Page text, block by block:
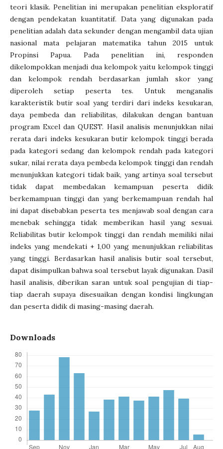
teori klasik. Penelitian ini merupakan penelitian eksploratif
dengan pendekatan kuantitatif. Data yang digunakan pada
penelitian adalah data sekunder dengan mengambil data ujian
nasional mata pelajaran matematika tahun 2015 untuk
Propinsi Papua. Pada penelitian ini, responden
dikelompokkan menjadi dua kelompok yaitu kelompok tinggi
dan kelompok rendah berdasarkan jumlah skor yang
diperoleh setiap peserta tes. Untuk menganalis
karakteristik butir soal yang terdiri dari indeks kesukaran,
daya pembeda dan reliabilitas, dilakukan dengan bantuan
program Excel dan QUEST. Hasil analisis menunjukkan nilai
rerata dari indeks kesukaran butir kelompok tinggi berada
pada kategori sedang dan kelompok rendah pada kategori
sukar, nilai rerata daya pembeda kelompok tinggi dan rendah
menunjukkan kategori tidak baik, yang artinya soal tersebut
tidak dapat membedakan kemampuan peserta didik
berkemampuan tinggi dan yang berkemampuan rendah hal
ini dapat disebabkan peserta tes menjawab soal dengan cara
menebak sehingga tidak memberikan hasil yang sesuai.
Reliabilitas butir kelompok tinggi dan rendah memiliki nilai
indeks yang mendekati + 1,00 yang menunjukkan reliabilitas
yang tinggi. Berdasarkan hasil analisis butir soal tersebut,
dapat disimpulkan bahwa soal tersebut layak digunakan. Dasil
hasil analisis, diberikan saran untuk soal pengujian di tiap-
tiap daerah supaya disesuaikan dengan kondisi lingkungan
dan peserta didik di masing-masing daerah.
Downloads